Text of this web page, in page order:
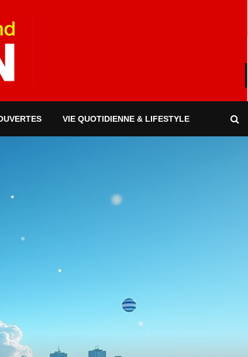
VIE QUOTIDIENNE & LIFESTYLE